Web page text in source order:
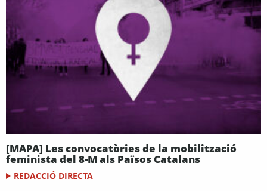
[MAPA] Les convocatòries de la mobilització
feminista del 8-M als Països Catalans
REDACCIÓ DIRECTA